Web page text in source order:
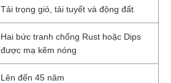
Tải trọng gió, tải tuyết và động đất
Hai bức tranh chống Rust hoặc Dips
được mạ kẽm nóng
Lên đến 45 năm